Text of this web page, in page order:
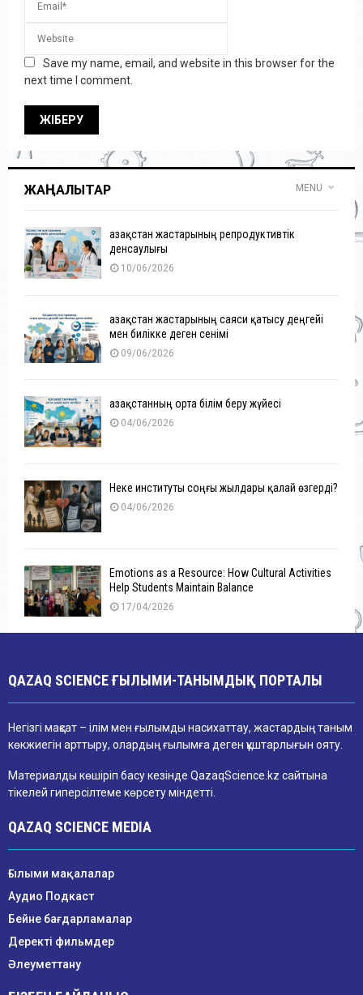
Save my name, email, and website in this browser for the
next time I comment.
ЖАҢАЛЫҚТАР MENU
Қазақстан жастарының репродуктивтік
денсаулығы
10/06/2026
Қазақстан жастарының саяси қатысу деңгейі
мен билікке деген сенімі
09/06/2026
Қазақстанның орта білім беру жүйесі
04/06/2026
Неке институты соңғы жылдары қалай өзгерді?
04/06/2026
Emotions as a Resource: How Cultural Activities
Help Students Maintain Balance
17/04/2026
QAZAQ SCIENCE ҒЫЛЫМИ-ТАНЫМДЫҚ ПОРТАЛЫ
Негізгі мақсат – ілім мен ғылымды насихаттау, жастардың таным
көкжиегін арттыру, олардың ғылымға деген құштарлығын ояту.
Материалды көшіріп басу кезінде QazaqScience.kz сайтына
тікелей гиперсілтеме көрсету міндетті.
QAZAQ SCIENCE MEDIA
Ғылыми мақалалар
Аудио Подкаст
Бейне бағдарламалар
Деректі фильмдер
Әлеуметтану